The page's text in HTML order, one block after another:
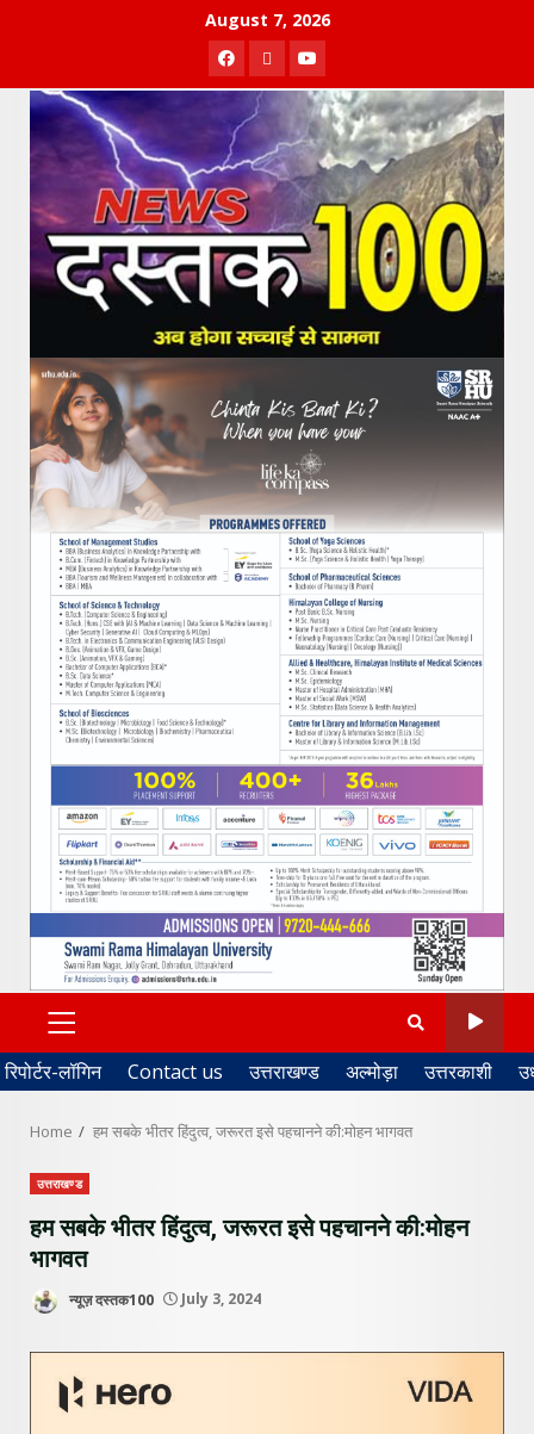
August 7, 2026
Facebook
TwitterYoutube
PRIMARY
MENU
रिपोर्टर-लॉगिन Contact us उत्तराखण्ड अल्मोड़ा उत्तरकाशी
Home हम सबके भीतर हिंदुत्व, जरूरत इसे पहचानने की:मोहन भागवत
उत्तराखण्ड
हम सबके भीतर हिंदुत्व, जरूरत इसे पहचानने की:मोहन
भागवत
न्यूज़ दस्तक100 July 3, 2024